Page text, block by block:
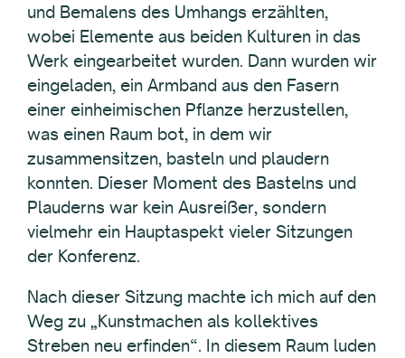
und Bemalens des Umhangs erzählten,
wobei Elemente aus beiden Kulturen in das
Werk eingearbeitet wurden. Dann wurden wir
eingeladen, ein Armband aus den Fasern
einer einheimischen Pflanze herzustellen,
was einen Raum bot, in dem wir
zusammensitzen, basteln und plaudern
konnten. Dieser Moment des Bastelns und
Plauderns war kein Ausreißer, sondern
vielmehr ein Hauptaspekt vieler Sitzungen
der Konferenz.
Nach dieser Sitzung machte ich mich auf den
Weg zu „Kunstmachen als kollektives
Streben neu erfinden“. In diesem Raum luden